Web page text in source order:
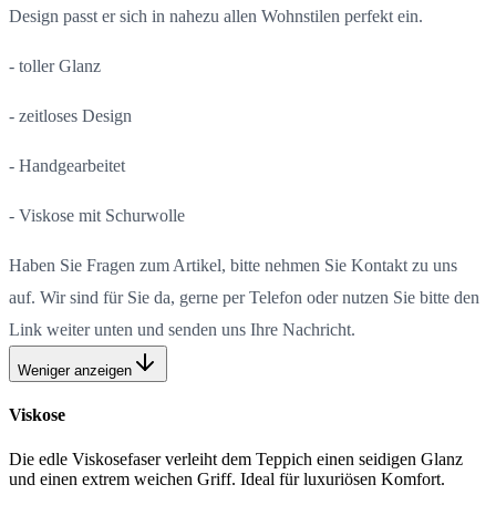
Design passt er sich in nahezu allen Wohnstilen perfekt ein.
- toller Glanz
- zeitloses Design
- Handgearbeitet
- Viskose mit Schurwolle
Haben Sie Fragen zum Artikel, bitte nehmen Sie Kontakt zu uns
auf. Wir sind für Sie da, gerne per Telefon oder nutzen Sie bitte den
Link weiter unten und senden uns Ihre Nachricht.
Weniger anzeigen
Viskose
Die edle Viskosefaser verleiht dem Teppich einen seidigen Glanz
und einen extrem weichen Griff. Ideal für luxuriösen Komfort.